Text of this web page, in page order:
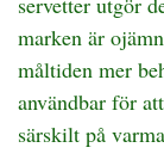
marken är
måltiden mer
användbar för
särskilt på